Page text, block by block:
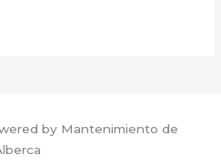
by Mantenimiento de